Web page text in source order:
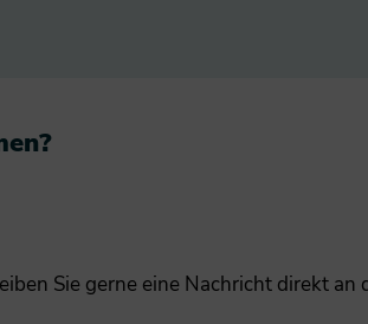
Sie gerne eine Nachricht direkt an